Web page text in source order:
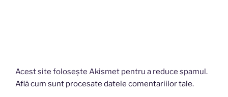
Acest site folosește Akismet pentru a reduce spamul.
Află cum sunt procesate datele comentariilor tale.